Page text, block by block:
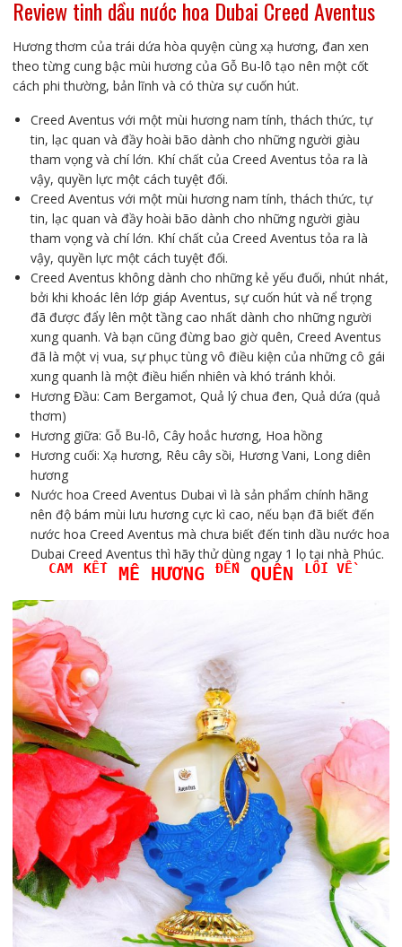
Review tinh dầu nước hoa Dubai Creed Aventus
Hương thơm của trái dứa hòa quyện cùng xạ hương, đan xen
theo từng cung bậc mùi hương của Gỗ Bu-lô tạo nên một cốt
cách phi thường, bản lĩnh và có thừa sự cuốn hút.
Creed Aventus với một mùi hương nam tính, thách thức, tự
tin, lạc quan và đầy hoài bão dành cho những người giàu
tham vọng và chí lớn. Khí chất của Creed Aventus tỏa ra là
vậy, quyền lực một cách tuyệt đối.
Creed Aventus với một mùi hương nam tính, thách thức, tự
tin, lạc quan và đầy hoài bão dành cho những người giàu
tham vọng và chí lớn. Khí chất của Creed Aventus tỏa ra là
vậy, quyền lực một cách tuyệt đối.
Creed Aventus không dành cho những kẻ yếu đuối, nhút nhát,
bởi khi khoác lên lớp giáp Aventus, sự cuốn hút và nể trọng
đã được đẩy lên một tầng cao nhất dành cho những người
xung quanh. Và bạn cũng đừng bao giờ quên, Creed Aventus
đã là một vị vua, sự phục tùng vô điều kiện của những cô gái
xung quanh là một điều hiển nhiên và khó tránh khỏi.
Hương Đầu: Cam Bergamot, Quả lý chua đen, Quả dứa (quả
thơm)
Hương giữa: Gỗ Bu-lô, Cây hoắc hương, Hoa hồng
Hương cuối: Xạ hương, Rêu cây sồi, Hương Vani, Long diên
hương
Nước hoa Creed Aventus Dubai vì là sản phẩm chính hãng
nên độ bám mùi lưu hương cực kì cao, nếu bạn đã biết đến
nước hoa Creed Aventus mà chưa biết đến tinh dầu nước hoa
Dubai Creed Aventus thì hãy thử dùng ngay 1 lọ tại nhà Phúc.
CAM KẾT MÊ HƯƠNGĐẾN QUÊN LỐI VỀ